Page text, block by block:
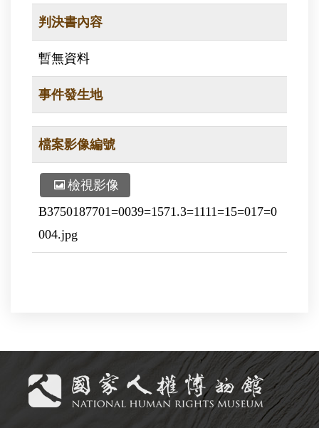
判決書內容
暫無資料
事件發生地
檔案影像編號
檢視影像
B3750187701=0039=1571.3=1111=15=017=0
004.jpg